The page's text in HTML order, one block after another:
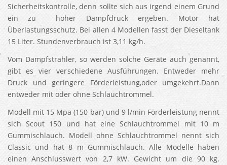
Sicherheitskontrolle, denn sollte sich aus irgend einem Grund
ein zu hoher Dampfdruck ergeben. Motor hat
Überlastungsschutz. Bei allen 4 Modellen fasst der Dieseltank
15 Liter. Stundenverbrauch ist 3,11 kg/h.
Vom Dampfstrahler, so werden solche Geräte auch genannt,
gibt es vier verschiedene Ausführungen. Entweder mehr
Druck und geringere Förderleistung,oder umgekehrt.Dann
entweder mit oder ohne Schlauchtrommel.
Modell mit 15 Mpa (150 bar) und 9 l/min Förderleistung nennt
sich Scout 150 und hat eine Schlauchtrommel mit 10 m
Gummischlauch. Modell ohne Schlauchtrommel nennt sich
Classic und hat 8 m Gummischlauch. Alle Modelle haben
einen Anschlusswert von 2,7 kW. Gewicht um die 90 kg.